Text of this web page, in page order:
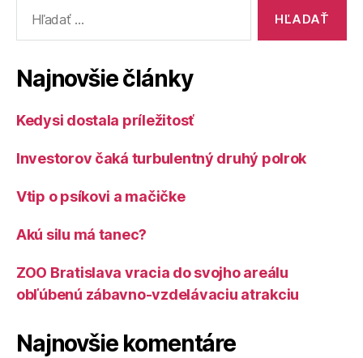
Najnovšie články
Kedysi dostala príležitosť
Investorov čaká turbulentný druhý polrok
Vtip o psíkovi a mačičke
Akú silu má tanec?
ZOO Bratislava vracia do svojho areálu
obľúbenú zábavno-vzdelávaciu atrakciu
Najnovšie komentáre